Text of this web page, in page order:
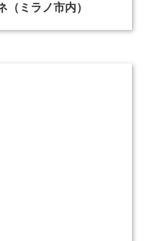
（ミラノ市内）